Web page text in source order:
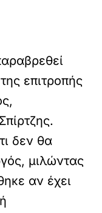
επιτροπής
δεν θα
μιλώντας
αν έχει